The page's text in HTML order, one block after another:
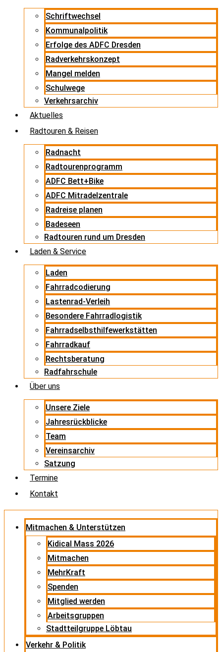
Schriftwechsel
Kommunalpolitik
Erfolge des ADFC Dresden
Radverkehrskonzept
Mangel melden
Schulwege
Verkehrsarchiv
Aktuelles
Radtouren & Reisen
Radnacht
Radtourenprogramm
ADFC Bett+Bike
ADFC Mitradelzentrale
Radreise planen
Badeseen
Radtouren rund um Dresden
Laden & Service
Laden
Fahrradcodierung
Lastenrad-Verleih
Besondere Fahrradlogistik
Fahrradselbsthilfewerkstätten
Fahrradkauf
Rechtsberatung
Radfahrschule
Über uns
Unsere Ziele
Jahresrückblicke
Team
Vereinsarchiv
Satzung
Termine
Kontakt
Mitmachen & Unterstützen
Kidical Mass 2026
Mitmachen
MehrKraft
Spenden
Mitglied werden
Arbeitsgruppen
Stadtteilgruppe Löbtau
Verkehr & Politik